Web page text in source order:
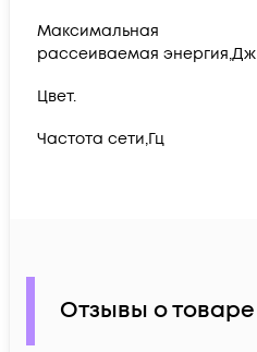
Максимальная
рассеиваемая энергия,Дж
Цвет.
Частота сети,Гц
Отзывы о товаре